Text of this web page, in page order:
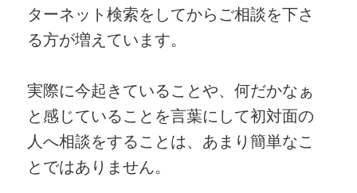
ターネット検索をしてからご相談を下さ
る方が増えています。
実際に今起きていることや、何だかなぁ
と感じていることを言葉にして初対面の
人へ相談をすることは、あまり簡単なこ
とではありません。